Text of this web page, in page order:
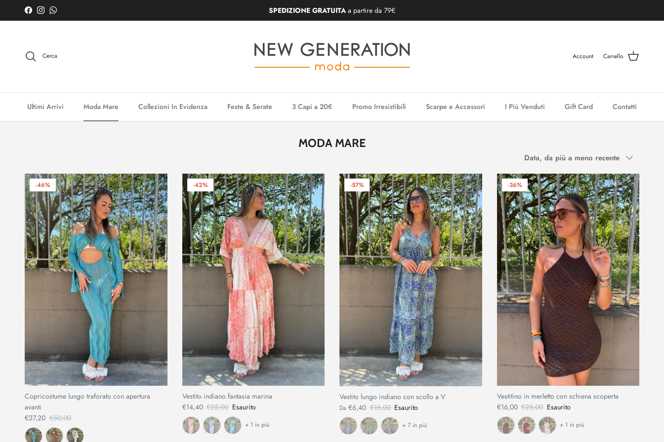
Passa ai contenuti
Facebook
InstagramWhatsApp ASSISTENZA WHATSAPP +39 377 34 24 194
Cerca Account Carrello
Ultimi Arrivi Moda Mare Collezioni In Evidenza Feste & Serate 3 Capi a 20€ Promo Irresistibili Scarpe e Accessori I Più Venduti Gift Card Contatti
MODA MARE
Ordina per
Data, da più a meno recente
-46%
Copricostume lungo traforato con apertura
avanti
€27,20 €50,00
-42%
Vestito indiano fantasia marina
€14,40 €25,00 Esaurito
+ 1 in più
-57%
Vestito lungo indiano con scollo a V
Da €6,40 €15,00 Esaurito
+ 7 in più
-36%
Vestitino in merletto con schiena scoperta
€16,00 €25,00 Esaurito
+ 1 in più